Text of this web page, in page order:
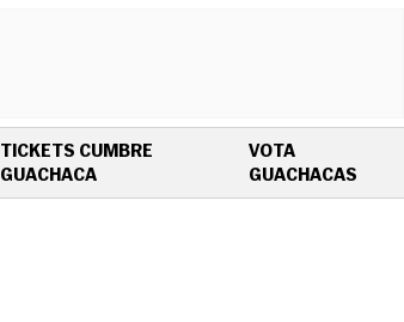
TICKETS CUMBRE
GUACHACAOPENS IN NEW WINDOW
VOTA
GUACHACAS